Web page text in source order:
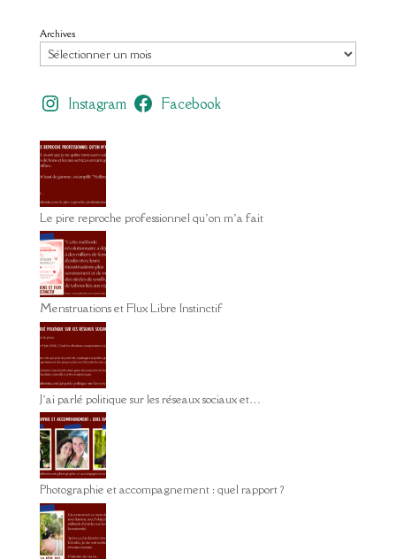
Archives
Instagram Facebook
Le pire reproche professionnel qu’on m’a fait
Menstruations et Flux Libre Instinctif
J’ai parlé politique sur les réseaux sociaux et…
Photographie et accompagnement : quel rapport ?